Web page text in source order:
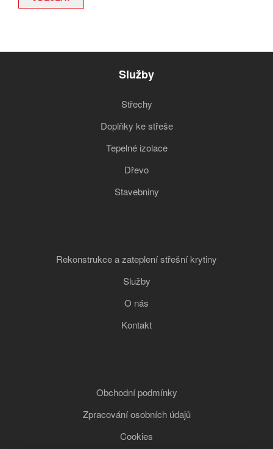
Služby
Střechy
Doplňky ke střeše
Tepelné izolace
Dřevo
Stavebniny
Rekonstrukce a zateplení střešní krytiny
Služby
O nás
Kontakt
Obchodní podmínky
Zpracování osobních údajů
Cookies